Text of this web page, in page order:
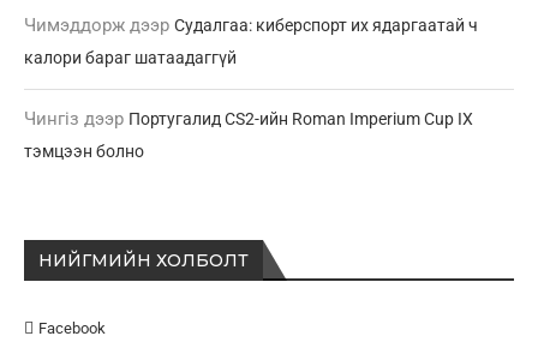
Чимэддорж дээр Судалгаа: киберспорт их ядаргаатай ч
калори бараг шатаадаггүй
Чингіз дээр Португалид CS2-ийн Roman Imperium Cup IX
тэмцээн болно
НИЙГМИЙН ХОЛБОЛТ
Facebook